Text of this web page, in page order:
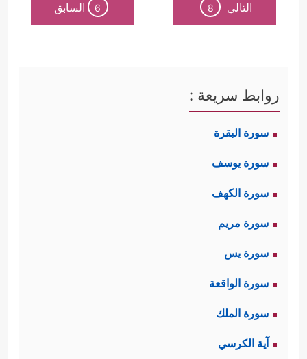
التالي 8
6 السابق
روابط سريعة :
سورة البقرة
سورة يوسف
سورة الكهف
سورة مريم
سورة يس
سورة الواقعة
سورة الملك
آية الكرسي